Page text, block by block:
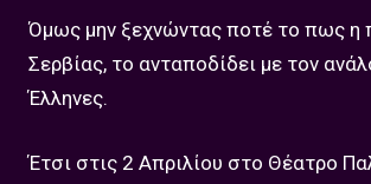
Όμως μην ξεχνώντας ποτέ το πως η
Σερβίας, το ανταποδίδει με τον
Έλληνες.
Έτσι στις 2 Απριλίου στο Θέατρο